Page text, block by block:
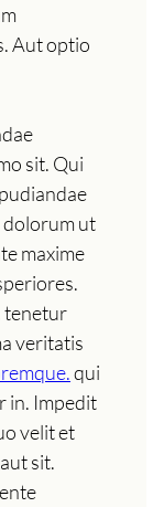
Aut optio
sit. Qui
dolorum ut
maxime
tenetur
veritatis
qui
in. Impedit
velit et
sit.